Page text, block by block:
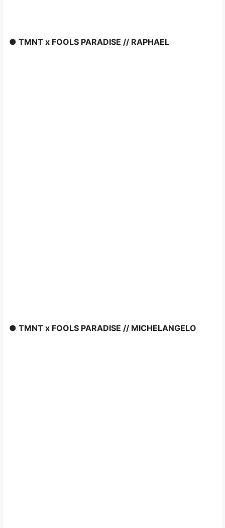
● TMNT x FOOLS PARADISE // RAPHAEL
● TMNT x FOOLS PARADISE // MICHELANGELO